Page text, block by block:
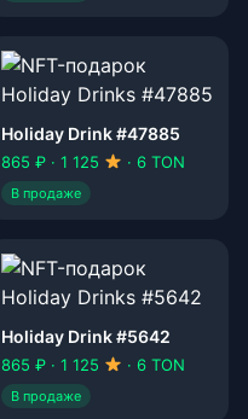
Holiday Drink #47885
865 ₽ · 1 125 · 6 TON
В продаже
Holiday Drink #5642
865 ₽ · 1 125 · 6 TON
В продаже